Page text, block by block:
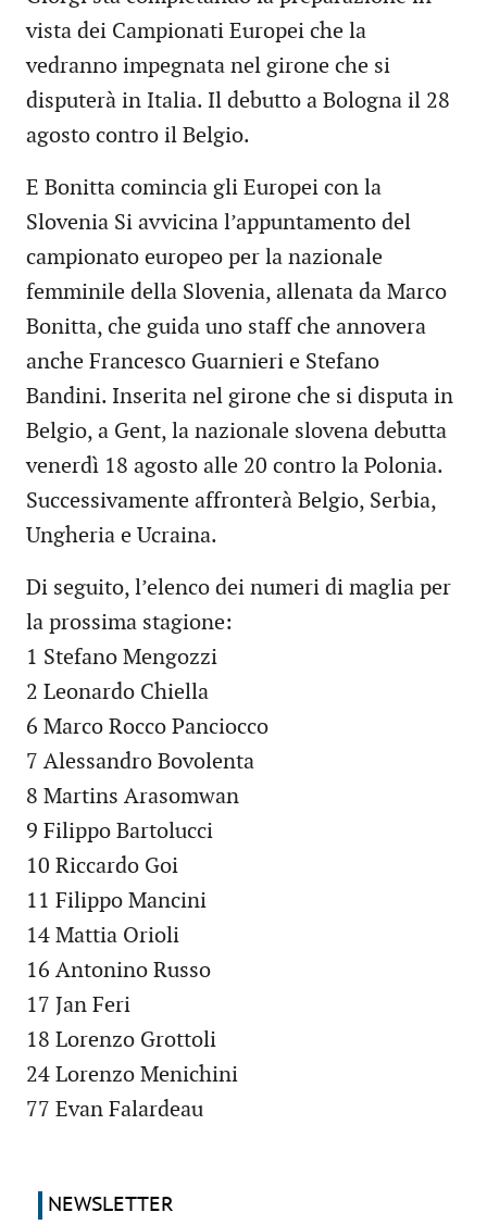
vista dei Campionati Europei che la
vedranno impegnata nel girone che si
disputerà in Italia. Il debutto a Bologna il 28
agosto contro il Belgio.
E Bonitta comincia gli Europei con la
Slovenia Si avvicina l’appuntamento del
campionato europeo per la nazionale
femminile della Slovenia, allenata da Marco
Bonitta, che guida uno staff che annovera
anche Francesco Guarnieri e Stefano
Bandini. Inserita nel girone che si disputa in
Belgio, a Gent, la nazionale slovena debutta
venerdì 18 agosto alle 20 contro la Polonia.
Successivamente affronterà Belgio, Serbia,
Ungheria e Ucraina.
Di seguito, l’elenco dei numeri di maglia per
la prossima stagione:
1 Stefano Mengozzi
2 Leonardo Chiella
6 Marco Rocco Panciocco
7 Alessandro Bovolenta
8 Martins Arasomwan
9 Filippo Bartolucci
10 Riccardo Goi
11 Filippo Mancini
14 Mattia Orioli
16 Antonino Russo
17 Jan Feri
18 Lorenzo Grottoli
24 Lorenzo Menichini
77 Evan Falardeau
NEWSLETTER